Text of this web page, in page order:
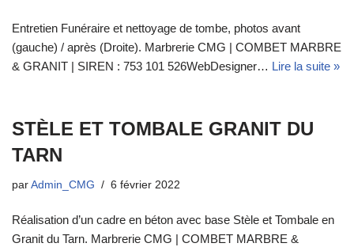
Entretien Funéraire et nettoyage de tombe, photos avant
(gauche) / après (Droite). Marbrerie CMG | COMBET MARBRE
& GRANIT | SIREN : 753 101 526WebDesigner… Lire la suite »
STÈLE ET TOMBALE GRANIT DU
TARN
par Admin_CMG 6 février 2022
Réalisation d’un cadre en béton avec base Stèle et Tombale en
Granit du Tarn. Marbrerie CMG | COMBET MARBRE &